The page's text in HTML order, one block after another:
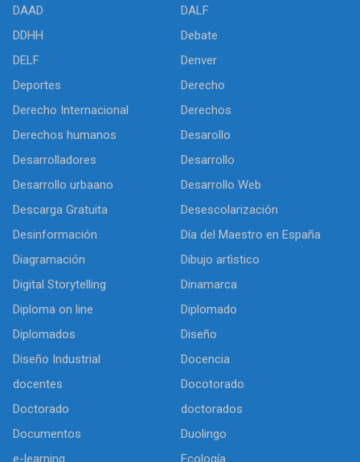
DAAD
DALF
DDHH
Debate
DELF
Denver
Deportes
Derecho
Derecho Internacional
Derechos
Derechos humanos
Desarollo
Desarrolladores
Desarrollo
Desarrollo urbaano
Desarrollo Web
Descarga Gratuita
Desescolarización
Desinformación
Día del Maestro en España
Diagramación
Dibujo artìstico
Digital Storytelling
Dinamarca
Diploma on line
Diplomado
Diplomados
Diseño
Diseño Industrial
Docencia
docentes
Docotorado
Doctorado
doctorados
Documentos
Duolingo
e-learning.
Ecología